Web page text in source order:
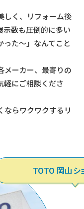
しく、リフォーム後
示数も圧倒的に多い
った～」なんてこと
メーカー、最寄りの
軽にご相談くださ
ならワクワクするリ
TOTO 岡山シ